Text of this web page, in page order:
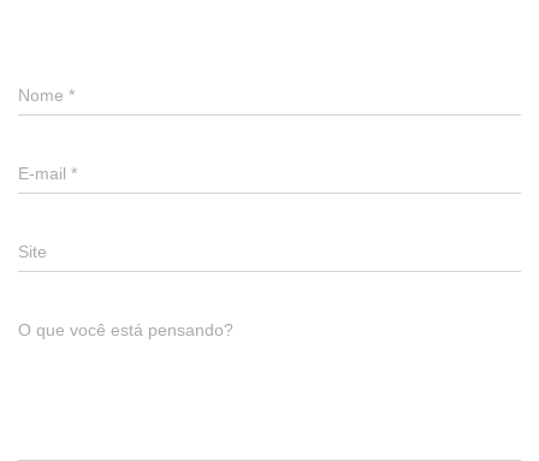
Nome *
E-mail *
Site
O que você está pensando?